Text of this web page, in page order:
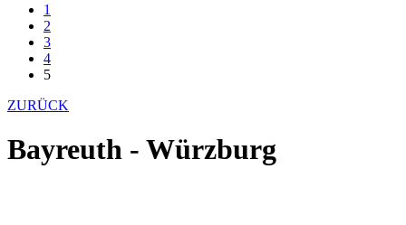
1
2
3
4
5
ZURÜCK
Bayreuth - Würzburg